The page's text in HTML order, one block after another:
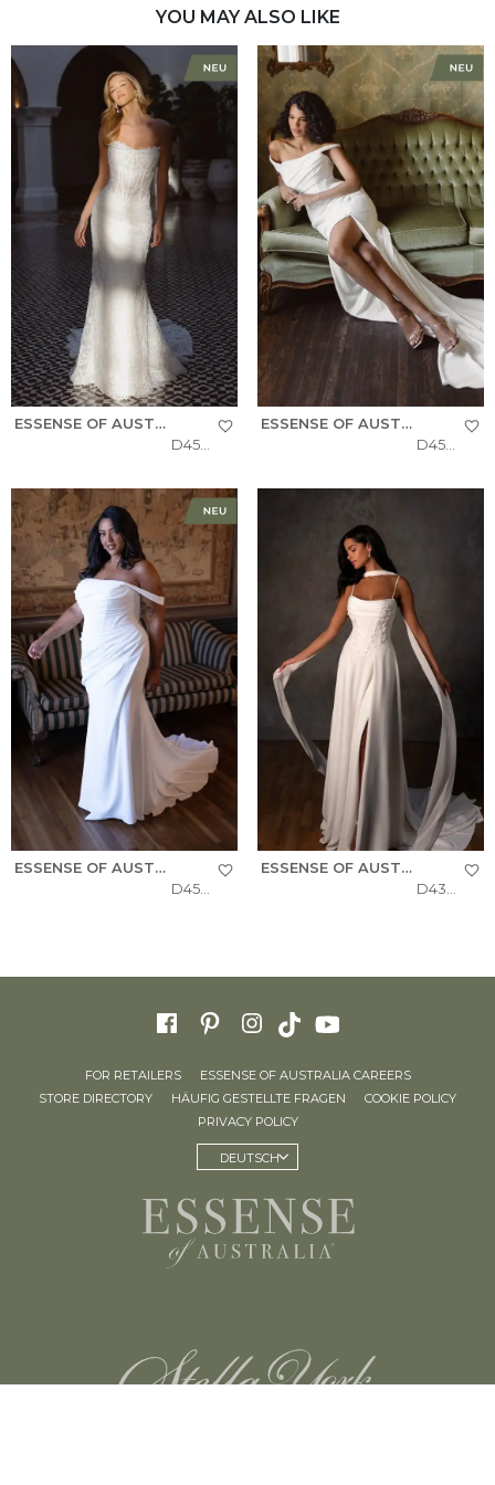
YOU MAY ALSO LIKE
ESSENSE OF AUSTRALIA
D4541
ESSENSE OF AUSTRALIA
D4563
ESSENSE OF AUSTRALIA
D4563+
ESSENSE OF AUSTRALIA
FOR RETAILERS
ESSENSE OF AUSTRALIA CAREERS
STORE DIRECTORY
HÄUFIG GESTELLTE FRAGEN
COOKIE POLICY
PRIVACY POLICY
DEUTSCH